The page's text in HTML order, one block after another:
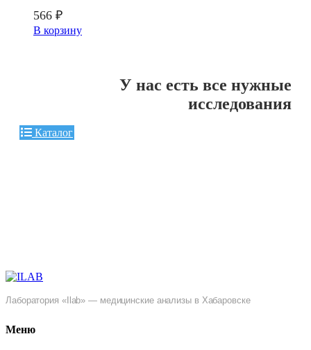
566 ₽
В корзину
У нас есть все нужные
исследования
Каталог
Лаборатория «Ilab» — медицинские анализы в Хабаровске
Меню